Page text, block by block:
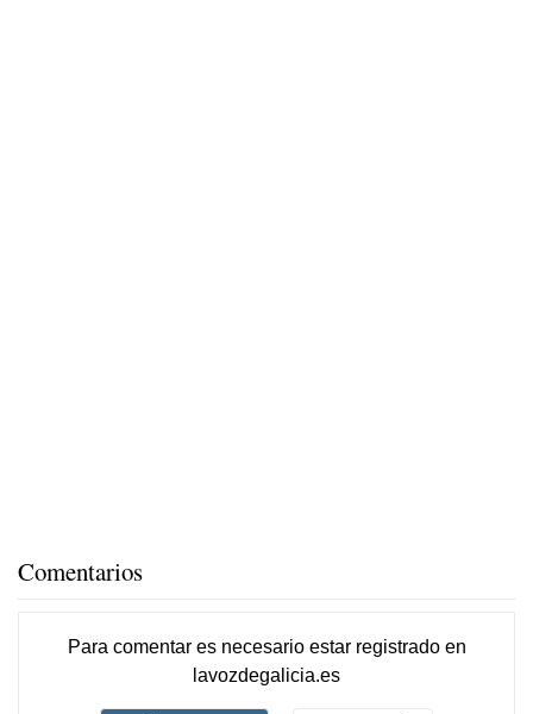
Comentarios
Para comentar es necesario estar registradoen
lavozdegalicia.es